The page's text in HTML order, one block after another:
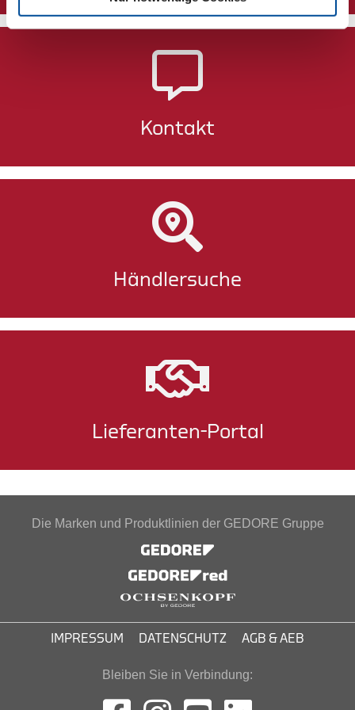
Kontakt
Händlersuche
Lieferanten-Portal
Die Marken und Produktlinien der GEDORE Gruppe
IMPRESSUM DATENSCHUTZ AGB & AEB
Bleiben Sie in Verbindung: